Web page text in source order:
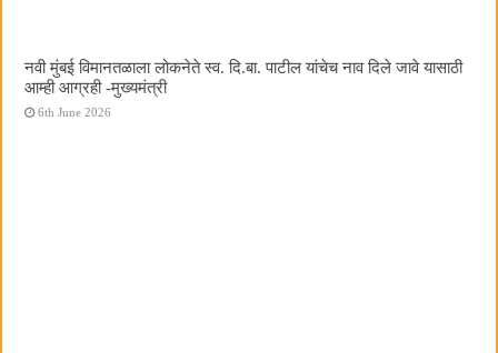
नवी मुंबई विमानतळाला लोकनेते स्व. दि.बा. पाटील यांचेच नाव दिले जावे यासाठी
आम्ही आग्रही -मुख्यमंत्री
6th June 2026